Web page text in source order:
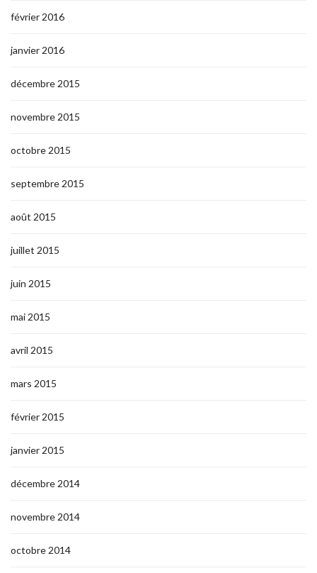
février 2016
janvier 2016
décembre 2015
novembre 2015
octobre 2015
septembre 2015
août 2015
juillet 2015
juin 2015
mai 2015
avril 2015
mars 2015
février 2015
janvier 2015
décembre 2014
novembre 2014
octobre 2014